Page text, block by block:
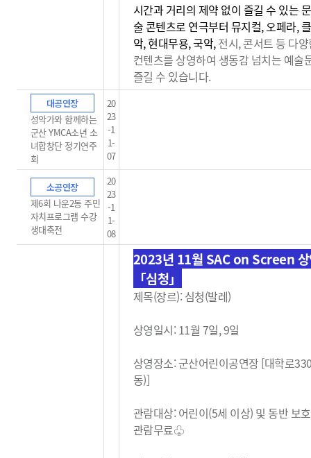
시간과 거리의 제약 없이 즐길 수 있는
술 콘텐츠로 연극부터 뮤지컬, 오페라,
악, 현대무용, 국악,전시, 콘서트 등 다
컨텐츠를 상영하여 생동감 넘치는 예술
즐길 수 있습니다.
대공연장
성악가와 함께하는
군산 YMCA소년 소
녀합창단 정기연주
회
20
23
-1
1-
07
소공연장
제6회 나운2동 주민
자치프로그램 수강
생대축전
20
23
-1
1-
08
2023년 11월 SAC on Screen
「심청」
제목(장르): 심청(발레)
상영일시: 11월 7일, 9일
상영장소: 군산어린이공연장 [대학로
동)]
관람대상: 어린이(5세 이상) 및 동반 보
관람무료♧